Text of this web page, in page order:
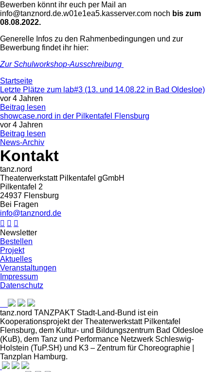
Bewerben könnt ihr euch per Mail an
info@tanznord.de.w01e1ea5.kasserver.com noch bis zum
08.08.2022.
Generelle Infos zu den Rahmenbedingungen und zur
Bewerbung findet ihr hier:
Zur Schulworkshop-Ausschreibung
Startseite
Letzte Plätze zum lab#3 (13. und 14.08.22 in Bad Oldesloe)
vor 4 Jahren
Beitrag lesen
showcase.nord in der Pilkentafel Flensburg
vor 4 Jahren
Beitrag lesen
News-Archiv
Kontakt
tanz.nord
Theaterwerkstatt Pilkentafel gGmbH
Pilkentafel 2
24937 Flensburg
Bei Fragen
info@tanznord.de
  
Newsletter
Bestellen
Projekt
Aktuelles
Veranstaltungen
Impressum
Datenschutz
tanz.nord TANZPAKT Stadt-Land-Bund ist ein
Kooperationsprojekt der Theaterwerkstatt Pilkentafel
Flensburg, dem Kultur- und Bildungszentrum Bad Oldesloe
(KuB), dem Tanz und Performance Netzwerk Schleswig-
Holstein (TuP.SH) und K3 – Zentrum für Choreographie |
Tanzplan Hamburg.